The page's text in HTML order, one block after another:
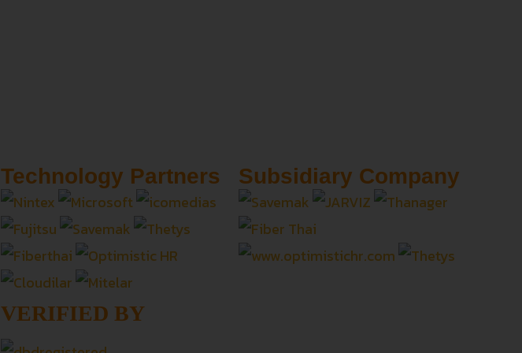
Technology Partners
VERIFIED BY
Subsidiary Company